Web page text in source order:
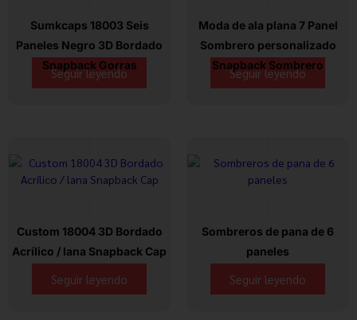
Sumkcaps 18003 Seis
Paneles Negro 3D Bordado
Snapback Gorras
Seguir leyendo
Moda de ala plana 7 Panel
Sombrero personalizado
Snapback Sombrero
Seguir leyendo
Custom 18004 3D Bordado
Acrílico / lana Snapback Cap
Seguir leyendo
Sombreros de pana de 6
paneles
Seguir leyendo